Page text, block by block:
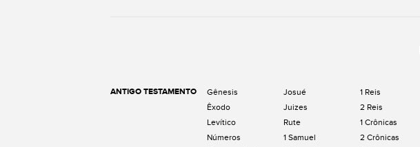
ANTIGO TESTAMENTO
Gênesis
Êxodo
Levítico
Números
Josué
Juizes
Rute
1 Samuel
1 Reis
2 Reis
1 Crônicas
2 Crônicas